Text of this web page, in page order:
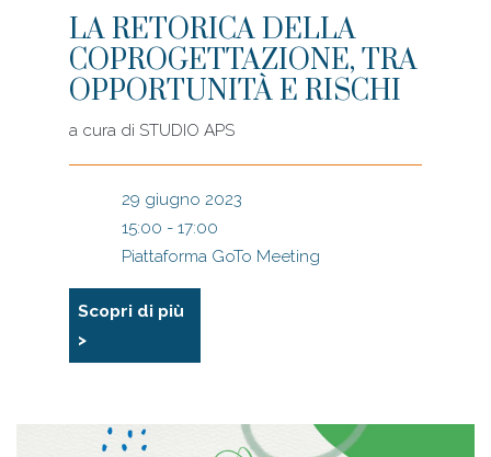
LA RETORICA DELLA
COPROGETTAZIONE, TRA
OPPORTUNITÀ E RISCHI
a cura di STUDIO APS
29 giugno 2023
15:00 - 17:00
Piattaforma GoTo Meeting
Scopri di più
>